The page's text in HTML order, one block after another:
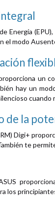
Energía
el modo
un
hay un
cuando
de la
Digi+
te
los